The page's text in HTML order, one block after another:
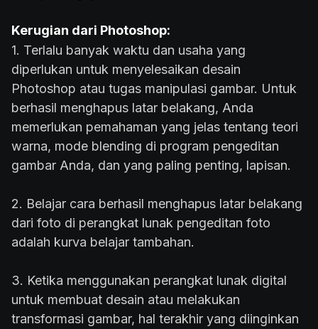
Kerugian dari Photoshop:
1. Terlalu banyak waktu dan usaha yang
diperlukan untuk menyelesaikan desain
Photoshop atau tugas manipulasi gambar. Untuk
berhasil menghapus latar belakang, Anda
memerlukan pemahaman yang jelas tentang teori
warna, mode blending di program pengeditan
gambar Anda, dan yang paling penting, lapisan.
2. Belajar cara berhasil menghapus latar belakang
dari foto di perangkat lunak pengeditan foto
adalah kurva belajar tambahan.
3. Ketika menggunakan perangkat lunak digital
untuk membuat desain atau melakukan
transformasi gambar, hal terakhir yang diinginkan